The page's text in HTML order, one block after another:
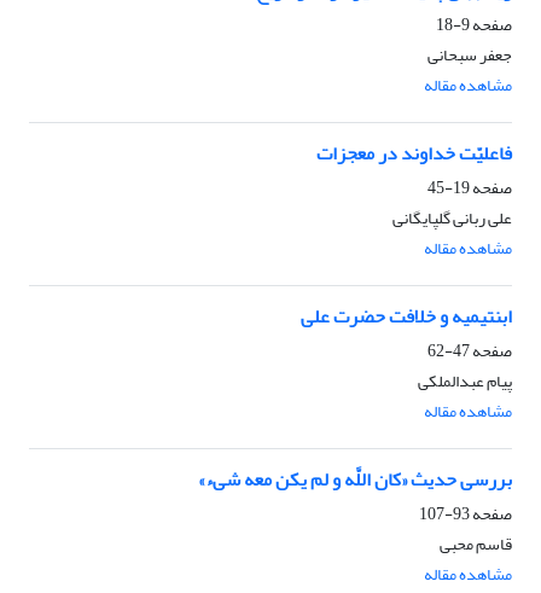
صفحه9-18
جعفر سبحانی
مشاهده مقاله
فاعلیّت خداوند در معجزات
صفحه19-45
علی ربانی گلپایگانی
مشاهده مقاله
ابن‏تیمیه و خلافت حضرت علی
صفحه47-62
پیام عبدالملکی
مشاهده مقاله
بررسی حدیث «کان اللَّه و لم یکن معه شی‏ء»
صفحه93-107
قاسم محبی
مشاهده مقاله